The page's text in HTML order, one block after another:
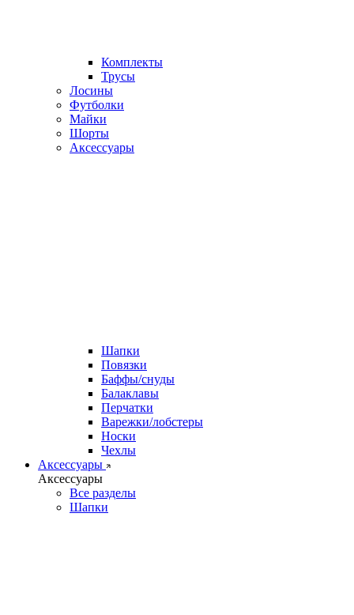
Комплекты
Трусы
Лосины
Футболки
Майки
Шорты
Аксессуары
Шапки
Повязки
Баффы/снуды
Балаклавы
Перчатки
Варежки/лобстеры
Носки
Чехлы
Аксессуары
Аксессуары
Все разделы
Шапки